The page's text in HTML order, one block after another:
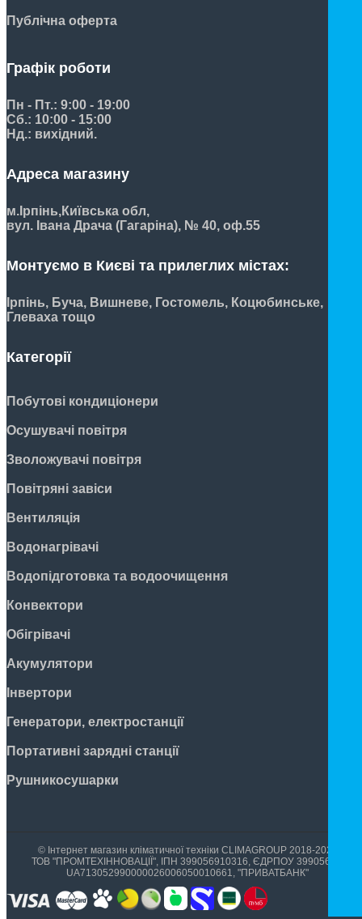
Публічна оферта
Графік роботи
Пн - Пт.: 9:00 - 19:00
Сб.: 10:00 - 15:00
Нд.: вихідний.
Адреса магазину
м.Ірпінь,Київська обл,
вул. Івана Драча (Гагаріна), № 40, оф.55
Монтуємо в Києві та прилеглих містах:
Ірпінь, Буча, Вишневе, Гостомель, Коцюбинське,
Глеваха тощо
Категорії
Побутові кондиціонери
Осушувачі повітря
Зволожувачі повітря
Повітряні завіси
Вентиляція
Водонагрівачі
Водопідготовка та водоочищення
Конвектори
Обігрівачі
Акумулятори
Інвертори
Генератори, електростанції
Портативні зарядні станції
Рушникосушарки
© Інтернет магазин кліматичної техніки CLIMAGROUP 2018-2026
ТОВ "ПРОМТЕХІННОВАЦІЇ", ІПН 399056910316, ЄДРПОУ 39905699,
UA713052990000026006050010661, "ПРИВАТБАНК"